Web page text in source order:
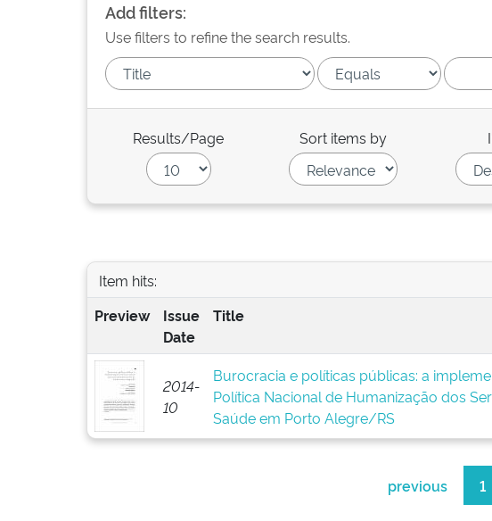
Add filters:
Use filters to refine the search results.
Results/Page Sort items by
Item hits:
Preview
Issue
Date
Title
2014-
10
Burocracia e políticas públicas: a
Política Nacional de Humanização dos
Saúde em Porto Alegre/RS
previous 1